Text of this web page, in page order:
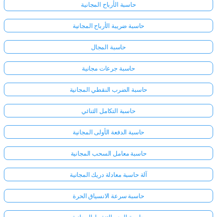
الدخول
هنا!
حاسبة الأرباح المجانية
حاسبة ضريبة الأرباح المجانية
حاسبة المجال
حاسبة جرعات مجانية
حاسبة الضرب النقطي المجانية
حاسبة التكامل الثنائي
حاسبة الدفعة الأولى المجانية
حاسبة معامل السحب المجانية
آلة حاسبة معادلة دريك المجانية
حاسبة سرعة الانسياق الحرة